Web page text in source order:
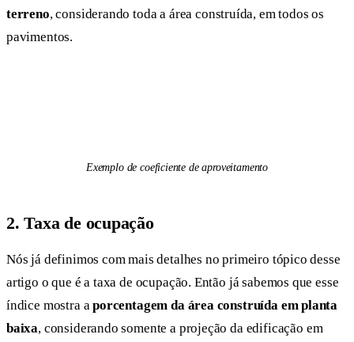
terreno, considerando toda a área construída, em todos os
pavimentos.
Exemplo de coeficiente de aproveitamento
2. Taxa de ocupação
Nós já definimos com mais detalhes no primeiro tópico desse
artigo o que é a taxa de ocupação. Então já sabemos que esse
índice mostra aporcentagem da área construída em planta
baixa, considerando somente a projeção da edificação em